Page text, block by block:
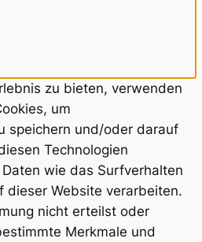
zu bieten, verwenden
um
speichern und/oder darauf
Technologien
wie das Surfverhalten
dieser Website verarbeiten.
nicht erteilst oder
Merkmale und